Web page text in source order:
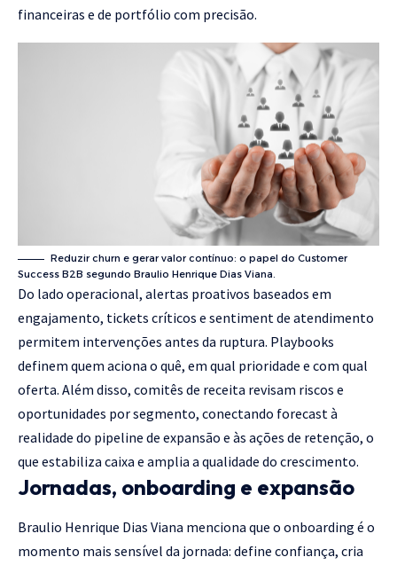
financeiras e de portfólio com precisão.
Reduzir churn e gerar valor contínuo: o papel do Customer
Success B2B segundo Braulio Henrique Dias Viana.
Do lado operacional, alertas proativos baseados em
engajamento, tickets críticos e sentiment de atendimento
permitem intervenções antes da ruptura. Playbooks
definem quem aciona o quê, em qual prioridade e com qual
oferta. Além disso, comitês de receita revisam riscos e
oportunidades por segmento, conectando forecast à
realidade do pipeline de expansão e às ações de retenção, o
que estabiliza caixa e amplia a qualidade do crescimento.
Jornadas, onboarding e expansão
Braulio Henrique Dias Viana menciona que o onboarding é o
momento mais sensível da jornada: define confiança, cria